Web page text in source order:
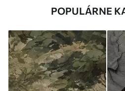
POPULÁRNE